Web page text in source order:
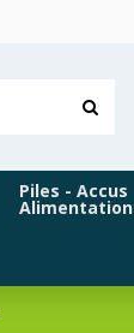
Piles - Accus